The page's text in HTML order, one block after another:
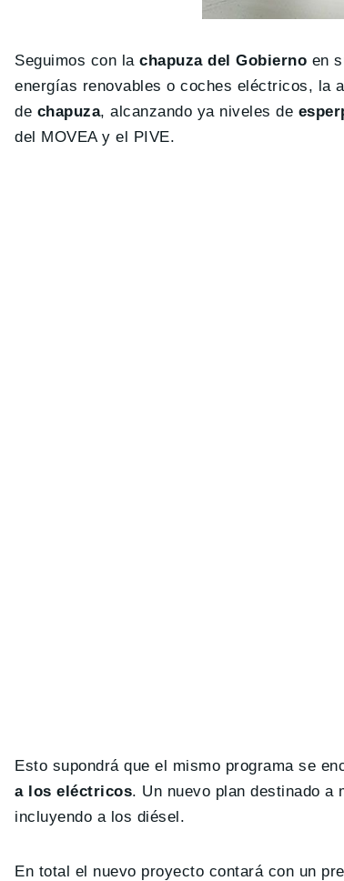
Seguimos con lachapuza del Gobierno en
energías renovables o coches eléctricos, la
de chapuza, alcanzando ya niveles de
del MOVEA y el PIVE.
Esto supondrá que el mismo programa se
a los eléctricos. Un nuevo plan destinado
incluyendo a los diésel.
En total el nuevo proyecto contará con un